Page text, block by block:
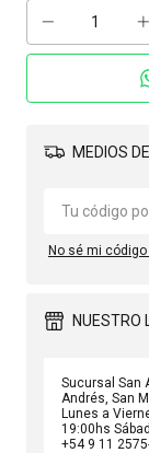
MEDIOS
No sé mi código
NUESTRO
Sucursal San
Andrés, San
Lunes a
19:00hs
+54 9 11